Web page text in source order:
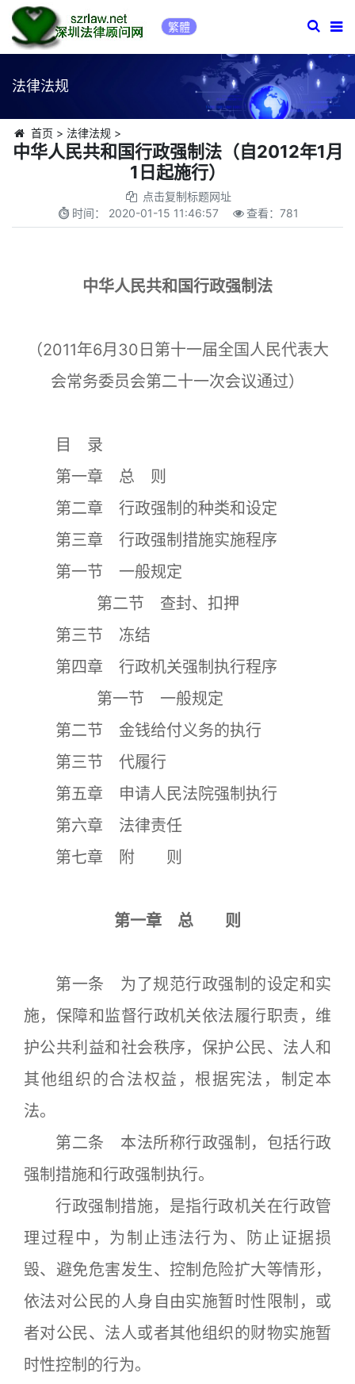
繁體
法律法规
首页 > 法律法规 >
中华人民共和国行政强制法（自2012年1月
1日起施行）
点击复制标题网址
时间： 2020-01-15 11:46:57 查看：781
中华人民共和国行政强制法
（2011年6月30日第十一届全国人民代表大
会常务委员会第二十一次会议通过）
目 录
第一章 总 则
第二章 行政强制的种类和设定
第三章 行政强制措施实施程序
第一节 一般规定
第二节 查封、扣押
第三节 冻结
第四章 行政机关强制执行程序
第一节 一般规定
第二节 金钱给付义务的执行
第三节 代履行
第五章 申请人民法院强制执行
第六章 法律责任
第七章 附 则
第一章 总 则
第一条 为了规范行政强制的设定和实
施，保障和监督行政机关依法履行职责，维
护公共利益和社会秩序，保护公民、法人和
其他组织的合法权益，根据宪法，制定本
法。
第二条 本法所称行政强制，包括行政
强制措施和行政强制执行。
行政强制措施，是指行政机关在行政管
理过程中，为制止违法行为、防止证据损
毁、避免危害发生、控制危险扩大等情形，
依法对公民的人身自由实施暂时性限制，或
者对公民、法人或者其他组织的财物实施暂
时性控制的行为。